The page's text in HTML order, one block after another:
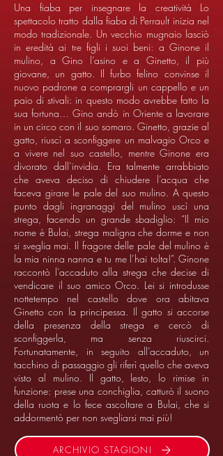
Una fiaba per insegnare la creatività Lo
spettacolo tratto dalla fiaba di Perrault inizia nel
modo tradizionale. Un vecchio mugnaio lasciò
in eredità ai tre figli i suoi beni: a Ginone il
mulino, a Gino l’asino e a Ginetto, il più
giovane, un gatto. Il furbo felino convinse il
nuovo padrone a comprargli un cappello e un
paio di stivali: in questo modo avrebbe fatto la
sua fortuna… Gino andò in Oriente a lavorare
in un circo con il suo somaro. Ginetto, grazie al
gatto, riuscì a sconfiggere un malvagio Orco e
a vivere nel suo castello, mentre Ginone era
divorato dall’invidia. Era talmente arrabbiato
che aveva deciso di chiudere l’acqua che
faceva girare le pale del suo mulino. A questo
punto dagli ingranaggi del mulino uscì una
strega, facendo un grande sbadiglio: “Il mio
nome è Bulai, strega maligna che dorme e non
si sveglia mai. Il fragore delle pale del mulino è
la mia ninna nanna e tu me l’hai tolta!”. Ginone
raccontò l’accaduto alla strega che decise di
vendicare il suo amico Orco. Lei si introdusse
nottetempo nel castello dove ora abitava
Ginetto con la principessa. Il gatto si accorse
della presenza della strega e cercò di
sconfiggerla, ma senza riuscirci.
Fortunatamente, in seguito all’accaduto, un
tacchino di passaggio gli riferì quello che aveva
visto al mulino. Il gatto, lesto, lo rimise in
funzione: prese una conchiglia, catturò il suono
della ruota e lo fece ascoltare a Bulai, che si
addormentò per non svegliarsi mai più!
ARCHIVIO STAGIONI